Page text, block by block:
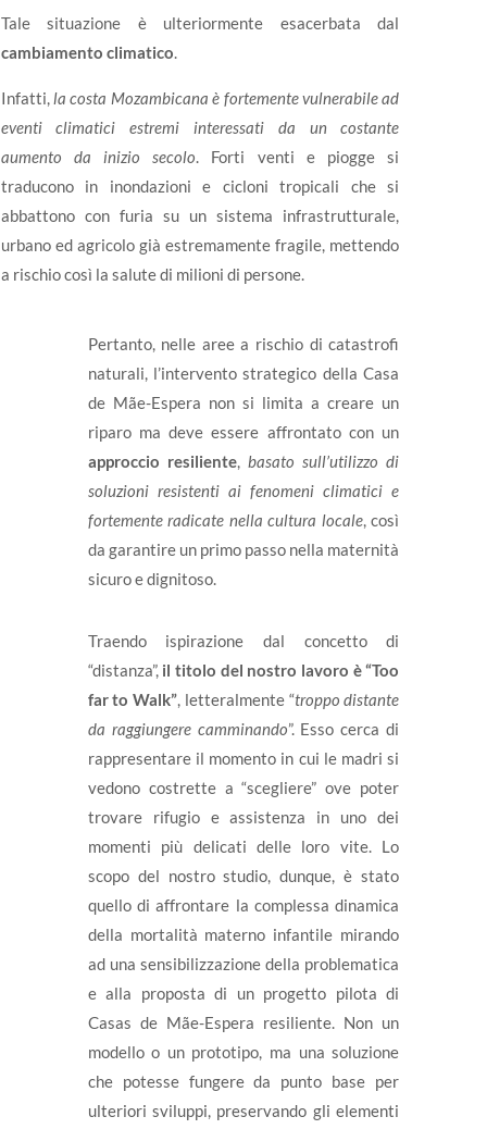
Tale situazione è ulteriormente esacerbata dal
cambiamento climatico.
Infatti,la costa Mozambicana è fortemente vulnerabile ad
eventi climatici estremi interessati da un costante
aumento da inizio secolo. Forti venti e piogge si
traducono in inondazioni e cicloni tropicali che si
abbattono con furia su un sistema infrastrutturale,
urbano ed agricolo già estremamente fragile, mettendo
a rischio così la salute di milioni di persone.
Pertanto, nelle aree a rischio di catastrofi
naturali, l’intervento strategico della Casa
de Mãe-Espera non si limita a creare un
riparo ma deve essere affrontato con un
approccio resiliente,basato sull’utilizzo di
soluzioni resistenti ai fenomeni climatici e
fortemente radicate nella cultura locale, così
da garantire un primo passo nella maternità
sicuro e dignitoso.
Traendo ispirazione dal concetto di
“distanza”, il titolo del nostro lavoro è “Too
far to Walk”, letteralmente “troppo distante
da raggiungere camminando”. Esso cerca di
rappresentare il momento in cui le madri si
vedono costrette a “scegliere” ove poter
trovare rifugio e assistenza in uno dei
momenti più delicati delle loro vite. Lo
scopo del nostro studio, dunque, è stato
quello di affrontare la complessa dinamica
della mortalità materno infantile mirando
ad una sensibilizzazione della problematica
e alla proposta di un progetto pilota di
Casas de Mãe-Espera resiliente. Non un
modello o un prototipo, ma una soluzione
che potesse fungere da punto base per
ulteriori sviluppi, preservando gli elementi